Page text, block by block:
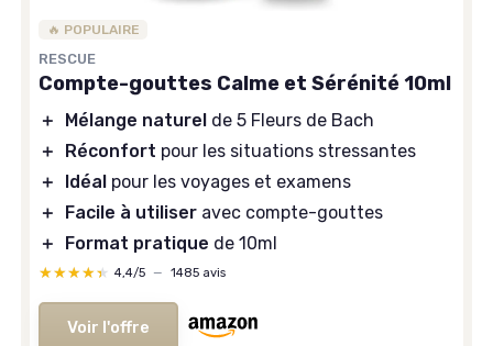
🔥 POPULAIRE
RESCUE
Compte-gouttes Calme et Sérénité 10ml
＋ Mélange naturel de 5 Fleurs de Bach
＋
Réconfort pour les situations stressantes
＋
Idéal pour les voyages et examens
＋
Facile à utiliser avec compte-gouttes
＋
Format pratique de 10ml
★★★★★
★★★★★ 4,4/5 — 1485 avis
Voir l'offre